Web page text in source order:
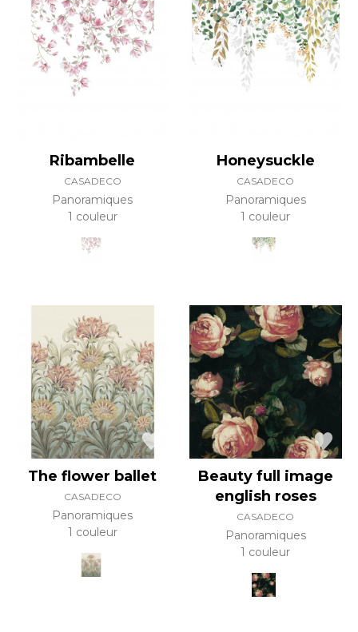
Ribambelle
CASADECO
Panoramiques
1 couleur
Honeysuckle
CASADECO
Panoramiques
1 couleur
The flower ballet
CASADECO
Panoramiques
1 couleur
Beauty full image
english roses
CASADECO
Panoramiques
1 couleur